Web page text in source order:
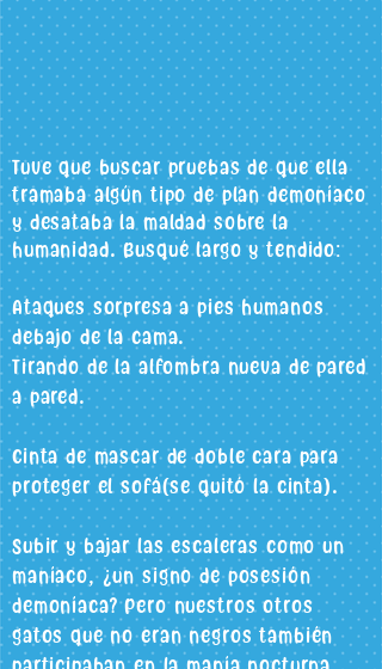
Tuve que buscar pruebas de que ella
tramaba algún tipo de plan demoníaco
y desataba la maldad sobre la
humanidad. Busqué largo y tendido:
Ataques sorpresa a pies humanos
debajo de la cama.
Tirando de la alfombra nueva de pared
a pared.
Cinta de mascar de doble cara para
proteger el sofá(se quitó la cinta).
Subir y bajar las escaleras como un
maníaco, ¿un signo de posesión
demoníaca? Pero nuestros otros
gatos que no eran negros también